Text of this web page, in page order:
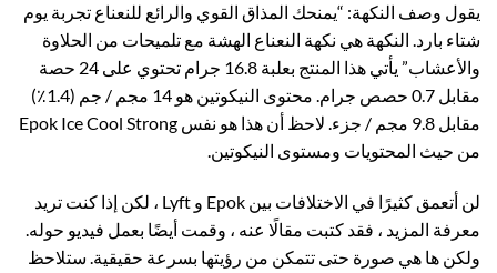
يقول وصف النكهة: “يمنحك المذاق القوي والرائع للنعناع تجربة يوم
شتاء بارد. النكهة هي نكهة النعناع الهشة مع تلميحات من الحلاوة
والأعشاب” يأتي هذا المنتج بعلبة 16.8 جرام تحتوي على 24 حصة
مقابل 0.7 حصص جرام. محتوى النيكوتين هو 14 مجم / جم (1.4٪)
مقابل 9.8 مجم / جزء. لاحظ أن هذا هو نفس Epok Ice Cool Strong
من حيث المحتويات ومستوى النيكوتين.
لن أتعمق كثيرًا في الاختلافات بين Epok و Lyft ، لكن إذا كنت تريد
معرفة المزيد ، فقد كتبت مقالًا عنه ، وقمت أيضًا بعمل فيديو حوله.
ولكن ها هي صورة حتى تتمكن من رؤيتها بسرعة حقيقية. ستلاحظ